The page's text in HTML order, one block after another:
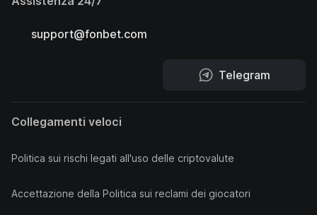
support@fonbet.com
Telegram
Collegamenti veloci
Politica sui rischi legati all'uso delle criptovalute
Accettazione della Politica sui reclami dei giocatori